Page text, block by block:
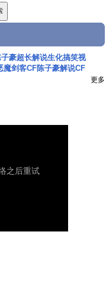
豪超长解说生化搞笑视
剑客CF陈子豪解说CF
更多